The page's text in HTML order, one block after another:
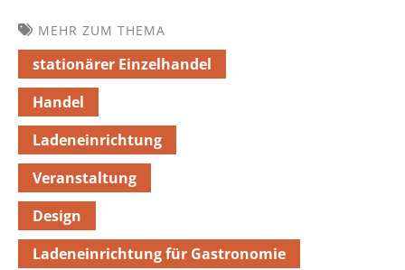
MEHR ZUM THEMA
stationärer Einzelhandel
Handel
Ladeneinrichtung
Veranstaltung
Design
Ladeneinrichtung für Gastronomie